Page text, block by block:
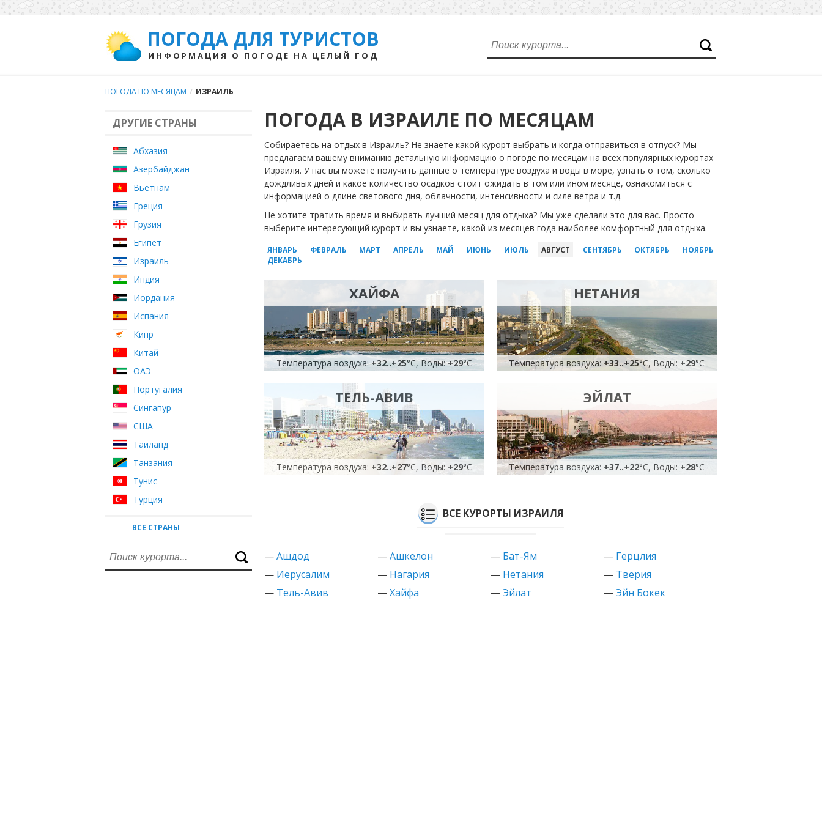
ПОГОДА ДЛЯ ТУРИСТОВ
ИНФОРМАЦИЯ О ПОГОДЕ НА ЦЕЛЫЙ ГОД
ПОГОДА ПО МЕСЯЦАМ / ИЗРАИЛЬ
ДРУГИЕ СТРАНЫ
Абхазия
Азербайджан
Вьетнам
Греция
Грузия
Египет
Израиль
Индия
Иордания
Испания
Кипр
Китай
ОАЭ
Португалия
Сингапур
США
Таиланд
Танзания
Тунис
Турция
ВСЕ СТРАНЫ
ПОГОДА В ИЗРАИЛЕ ПО МЕСЯЦАМ
Собираетесь на отдых в Израиль? Не знаете какой курорт выбрать и когда отправиться в отпуск? Мы
предлагаем вашему вниманию детальную информацию о погоде по месяцам на всех популярных курортах
Израиля. У нас вы можете получить данные о температуре воздуха и воды в море, узнать о том, сколько
дождливых дней и какое количество осадков стоит ожидать в том или ином месяце, ознакомиться с
информацией о длине светового дня, облачности, интенсивности и силе ветра и т.д.
Не хотите тратить время и выбирать лучший месяц для отдыха? Мы уже сделали это для вас. Просто
выберите интересующий курорт и вы узнаете, какой из месяцев года наиболее комфортный для отдыха.
ЯНВАРЬ ФЕВРАЛЬ МАРТ АПРЕЛЬ МАЙ ИЮНЬ ИЮЛЬ АВГУСТ СЕНТЯБРЬ ОКТЯБРЬ
НОЯБРЬ
ДЕКАБРЬ
ХАЙФА
Температура воздуха: +32..+25°C, Воды:+29°C
НЕТАНИЯ
Температура воздуха: +33..+25°C, Воды: +29°C
ТЕЛЬ-АВИВ
Температура воздуха: +32..+27°C, Воды: +29°C
ЭЙЛАТ
Температура воздуха: +37..+22°C, Воды: +28°C
ВСЕ КУРОРТЫ ИЗРАИЛЯ
—Ашдод —Ашкелон — Бат-Ям — Герцлия
— Иерусалим — Нагария — Нетания — Тверия
— Тель-Авив —Хайфа —Эйлат —Эйн Бокек